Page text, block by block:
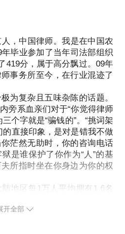
如何选择一个好律师和好律
哪些可自己操作，哪些该交
经验和技巧。
也不是正式委托，只是普及
本人及其所在公司不负法律
题内容仅为该行家在法律领
点，仅供学员参考使用，亦
您需要聘请律师，在行建议
的律师代理合同、顾问合同
本话题内容及行家观点不代
内容不予担保，烦请知悉。
风险？员工和HR都应该了
老人怎样留遗嘱才能避免儿
径解决——手术不满意，是打
害的因果关系？如何获得赔
律师也是一件让人挠头的事
如何选择一个好律师和好律
内人帮你推荐最适合你的。
哪些可自己操作，哪些该交
经验和技巧。
也不是正式委托，只是普及
本人及其所在公司不负法律
，中国律师。我是在中国农
毕业参加了当年司法部组织
419分，属于高分飘过。09年
事务所至今，在行业混迹了
为复杂且五味杂陈的话题。
旁系血亲们对于“你觉得律师
个字就是“骗钱的”。“挑词架
的直接印象，是对是错我不做
茫然无助时，你的咨询电话
是谁保护了你作为“人”的基
所指时坐在你身边为你的权
地区每1万人平均拥有1.6名
生活的每一个角落，形成了
开全部